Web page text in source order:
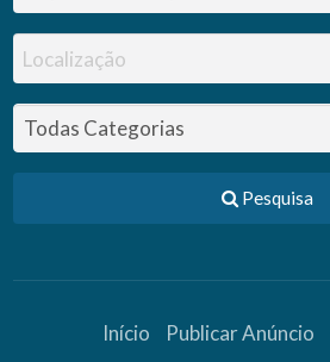
Pesquisa
Início Publicar Anúncio